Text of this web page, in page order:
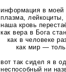
информация в моей
плазма, лейкоциты,
наша кровь
как вера в Бога
как в человеке
как мир —
вот так сидел я в
неспособный ни